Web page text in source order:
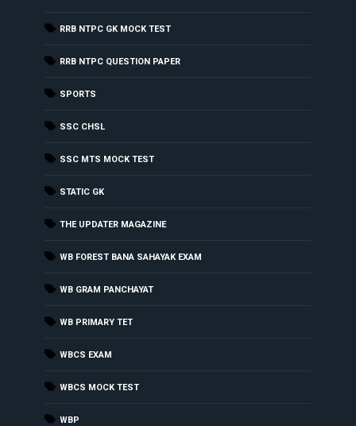
RRB NTPC GK MOCK TEST
RRB NTPC QUESTION PAPER
SPORTS
SSC CHSL
SSC MTS MOCK TEST
STATIC GK
THE UPDATER MAGAZINE
WB FOREST BANA SAHAYAK EXAM
WB GRAM PANCHAYAT
WB PRIMARY TET
WBCS EXAM
WBCS MOCK TEST
WBP